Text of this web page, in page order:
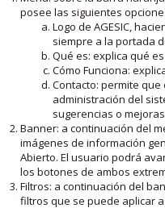
posee las siguientes
Logo de AGESIC,
siempre a la portada
Qué es: explica qué
Cómo Funciona:
Contacto: permite
administración del
sugerencias o
Banner: a continuación del
imágenes de información
Abierto. El usuario podrá
los botones de ambos
Filtros: a continuación del
filtros que se puede aplicar